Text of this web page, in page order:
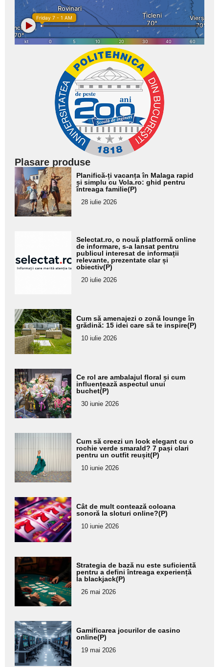
Plasare produse
Adaugă
aici textul
pentru
subtitlu
Planifică-ți vacanța în Malaga rapid
și simplu cu Vola.ro: ghid pentru
întreaga familie(P)
28 iulie 2026
pentru
subtitlu
Selectat.ro, o nouă platformă online
de informare, s-a lansat pentru
publicul interesat de informații
relevante, prezentate clar și
obiectiv(P)
20 iulie 2026
Adaugă
aici textul
pentru
subtitlu
Cum să amenajezi o zonă lounge în
grădină: 15 idei care să te inspire(P)
10 iulie 2026
Adaugă
aici textul
pentru
subtitlu
Ce rol are ambalajul floral și cum
influențează aspectul unui
buchet(P)
30 iunie 2026
Adaugă
aici textul
pentru
subtitlu
Cum să creezi un look elegant cu o
rochie verde smarald? 7 pași clari
pentru un outfit reușit(P)
10 iunie 2026
Adaugă
aici textul
pentru
subtitlu
Cât de mult contează coloana
sonoră la sloturi online?(P)
10 iunie 2026
Adaugă
aici textul
pentru
subtitlu
Strategia de bază nu este suficientă
pentru a defini întreaga experiență
la blackjack(P)
26 mai 2026
Adaugă
aici textul
pentru
subtitlu
Gamificarea jocurilor de casino
online(P)
19 mai 2026